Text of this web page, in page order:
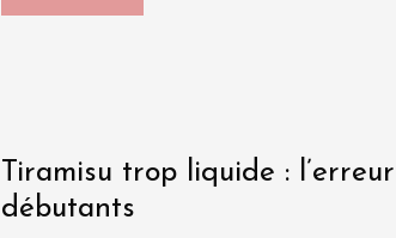
Tiramisu trop liquide :
débutants